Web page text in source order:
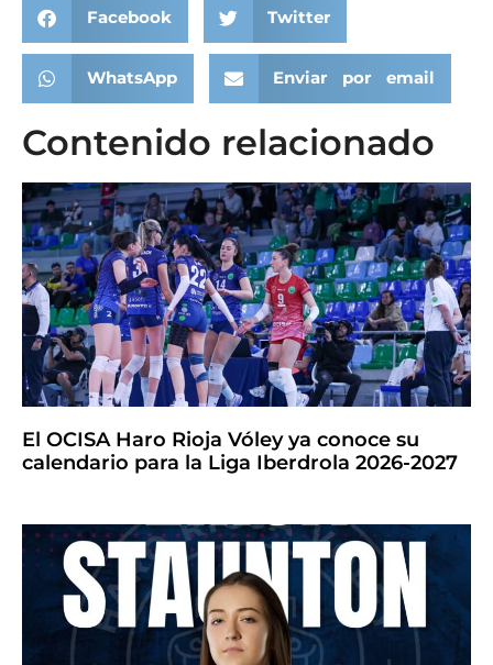
Facebook Twitter
WhatsApp Enviar por email
Contenido relacionado
El OCISA Haro Rioja Vóley ya conoce su
calendario para la Liga Iberdrola 2026-2027